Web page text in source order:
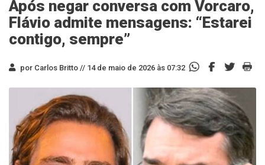
Após negar conversa com Vorcaro,
Flávio admite mensagens: “Estarei
contigo, sempre”
por Carlos Britto // 14 de maio de 2026 às 07:32